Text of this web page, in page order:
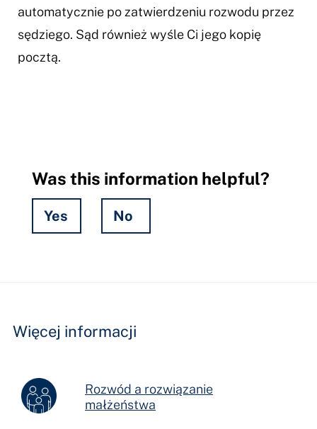
automatycznie po zatwierdzeniu rozwodu przez
sędziego. Sąd również wyśle Ci jego kopię
pocztą.
Was this information helpful?
Yes No
Więcej informacji
Rozwód a rozwiązanie
małżeństwa